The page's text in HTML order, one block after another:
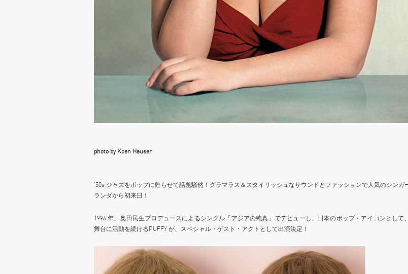
photo by Koen Hauser
‘50s ジャズをポップに甦らせて話題騒然！グラマラス＆スタイリッシュなサウンドとファッションで人気のシンガ
ランダから初来日！
1996 年、奥田民生プロデュースによるシングル「アジアの純真」でデビューし、日本のポップ・アイコンとして
舞台に活動を続けるPUFFY が、スペシャル・ゲスト・アクトとして出演決定！